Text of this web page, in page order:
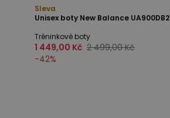
Sleva
Unisex boty New Balance
Tréninkové boty
1 449,00 Kč 2 499,00 Kč
-42%